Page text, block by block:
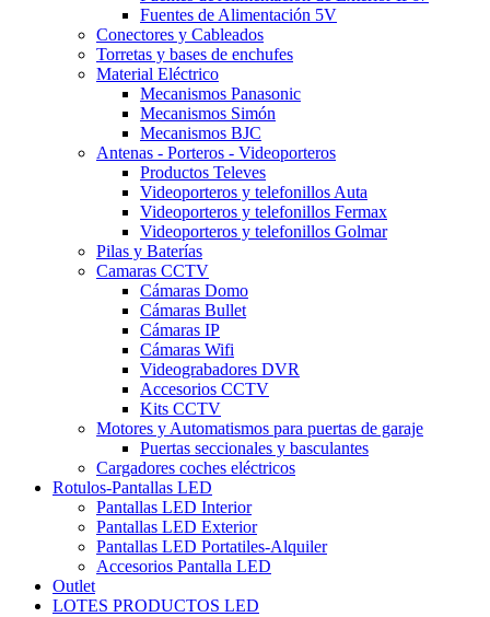
Fuentes de Alimentación 5V
Conectores y Cableados
Torretas y bases de enchufes
Material Eléctrico
Mecanismos Panasonic
Mecanismos Simón
Mecanismos BJC
Antenas - Porteros - Videoporteros
Productos Televes
Videoporteros y telefonillos Auta
Videoporteros y telefonillos Fermax
Videoporteros y telefonillos Golmar
Pilas y Baterías
Camaras CCTV
Cámaras Domo
Cámaras Bullet
Cámaras IP
Cámaras Wifi
Videograbadores DVR
Accesorios CCTV
Kits CCTV
Motores y Automatismos para puertas de garaje
Puertas seccionales y basculantes
Cargadores coches eléctricos
Rotulos-Pantallas LED
Pantallas LED Interior
Pantallas LED Exterior
Pantallas LED Portatiles-Alquiler
Accesorios Pantalla LED
Outlet
LOTES PRODUCTOS LED